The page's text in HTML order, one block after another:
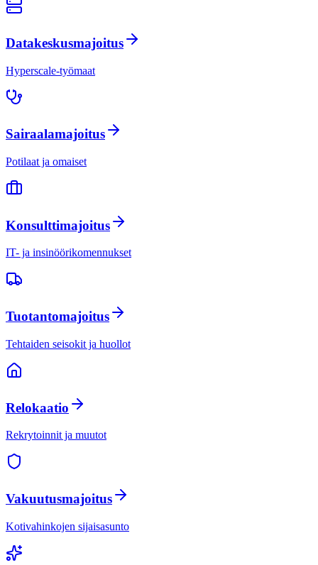
Datakeskusmajoitus
Hyperscale-työmaat
Sairaalamajoitus
Potilaat ja omaiset
Konsulttimajoitus
IT- ja insinöörikomennukset
Tuotantomajoitus
Tehtaiden seisokit ja huollot
Relokaatio
Rekrytoinnit ja muutot
Vakuutusmajoitus
Kotivahinkojen sijaisasunto